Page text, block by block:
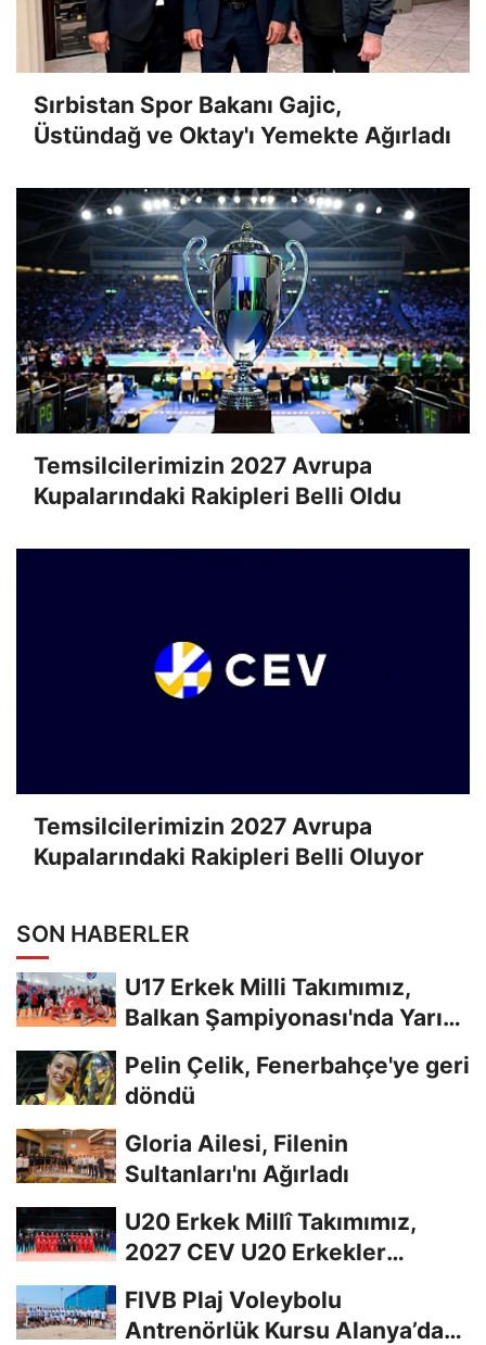
Sırbistan Spor Bakanı Gajic,
Üstündağ ve Oktay'ı Yemekte Ağırladı
Temsilcilerimizin 2027 Avrupa
Kupalarındaki Rakipleri Belli Oldu
Temsilcilerimizin 2027 Avrupa
Kupalarındaki Rakipleri Belli Oluyor
SON HABERLER
U17 Erkek Milli Takımımız,
Balkan Şampiyonası'nda Yarı
Pelin Çelik, Fenerbahçe'ye geri
döndü
Gloria Ailesi, Filenin
Sultanları'nı Ağırladı
U20 Erkek Millî Takımımız,
2027 CEV U20 Erkekler
FIVB Plaj Voleybolu
Antrenörlük Kursu Alanya’da